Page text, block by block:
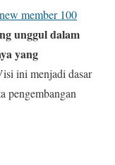
member 100
unggul dalam
yang
ini menjadi dasar
pengembangan